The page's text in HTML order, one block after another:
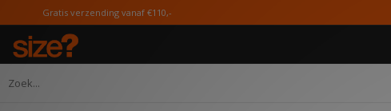
verzending vanaf €110,-